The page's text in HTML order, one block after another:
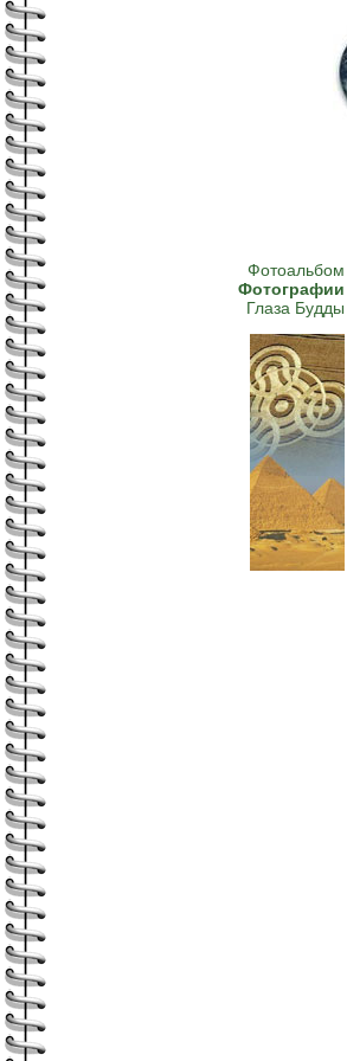
Фотоальбом
Фотографии
Глаза Будды